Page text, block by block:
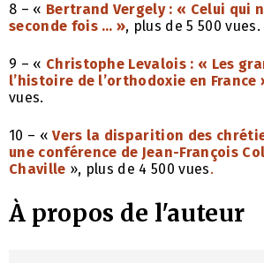
8 – « Bertrand Vergely : « Celui qui
seconde fois … », plus de 5 500 vues.
9 – « Christophe Levalois : « Les
l’histoire de l’orthodoxie en France
vues.
10 – «Vers la disparition des
une conférence de Jean-François
Chaville », plus de 4 500 vues.
À propos de l'auteur